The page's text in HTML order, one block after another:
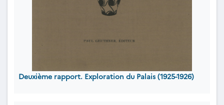
Deuxième rapport. Exploration du Palais (1925-1926)